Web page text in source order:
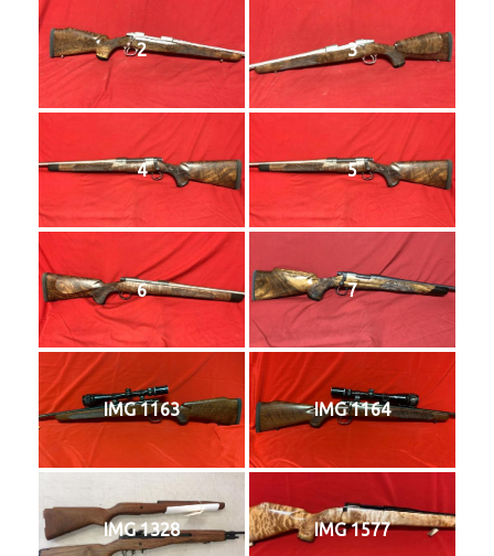
2 3
4 5
6 7
IMG 1163 IMG 1164
IMG 1328 IMG 1577